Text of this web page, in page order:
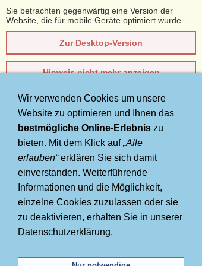
Sie betrachten gegenwärtig eine Version der
Website, die für mobile Geräte optimiert wurde.
Zur Desktop-Version
Hinweis nicht mehr anzeigen
Navigation einblenden
AIDA Kreuzfahrt 14 Tage
Karibische Inseln ab/bis
Bridgetown
Wir verwenden Cookies um unsere
Website zu optimieren und Ihnen das
bestmögliche Online-Erlebnis zu
bieten. Mit dem Klick auf„Alle
erlauben“erklären Sie sich damit
einverstanden. Weiterführende
Informationen und die Möglichkeit,
einzelne Cookies zuzulassen oder sie
zu deaktivieren, erhalten Sie in unserer
Datenschutzerklärung.